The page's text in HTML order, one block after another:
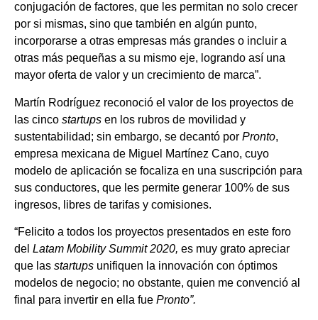
conjugación de factores, que les permitan no solo crecer
por si mismas, sino que también en algún punto,
incorporarse a otras empresas más grandes o incluir a
otras más pequeñas a su mismo eje, logrando así una
mayor oferta de valor y un crecimiento de marca”.
Martín Rodríguez reconoció el valor de los proyectos de
las cinco startups en los rubros de movilidad y
sustentabilidad; sin embargo, se decantó por Pronto,
empresa mexicana de Miguel Martínez Cano, cuyo
modelo de aplicación se focaliza en una suscripción para
sus conductores, que les permite generar 100% de sus
ingresos, libres de tarifas y comisiones.
“Felicito a todos los proyectos presentados en este foro
del Latam Mobility Summit 2020, es muy grato apreciar
que las startups unifiquen la innovación con óptimos
modelos de negocio; no obstante, quien me convenció al
final para invertir en ella fue Pronto”.